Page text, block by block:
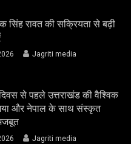
सिंह रावत की सक्रियता से बढ़ी
Jagriti media
से पहले उत्तराखंड की वैश्विक
और नेपाल के साथ संस्कृत
Jagriti media